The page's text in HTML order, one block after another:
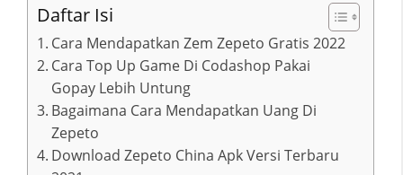
Daftar Isi
Cara Mendapatkan Zem Zepeto Gratis 2022
Cara Top Up Game Di Codashop Pakai
Gopay Lebih Untung
Bagaimana Cara Mendapatkan Uang Di
Zepeto
Download Zepeto China Apk Versi Terbaru